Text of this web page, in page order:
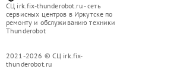
СЦ irk.fix-thunderobot.ru - сеть
сервисных центров в Иркутске по
ремонту и обслуживанию техники
Thunderobot
2021-2026 © СЦ irk.fix-
thunderobot.ru